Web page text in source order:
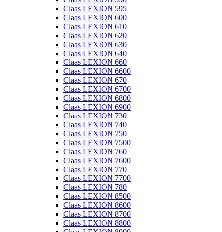
Claas LEXION 595
Claas LEXION 600
Claas LEXION 610
Claas LEXION 620
Claas LEXION 630
Claas LEXION 640
Claas LEXION 660
Claas LEXION 6600
Claas LEXION 670
Claas LEXION 6700
Claas LEXION 6800
Claas LEXION 6900
Claas LEXION 730
Claas LEXION 740
Claas LEXION 750
Claas LEXION 7500
Claas LEXION 760
Claas LEXION 7600
Claas LEXION 770
Claas LEXION 7700
Claas LEXION 780
Claas LEXION 8500
Claas LEXION 8600
Claas LEXION 8700
Claas LEXION 8800